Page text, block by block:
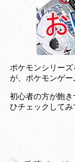
ポケモンシリー
が、ポケモンゲー
初心者の方が飽
ひチェックしてみ